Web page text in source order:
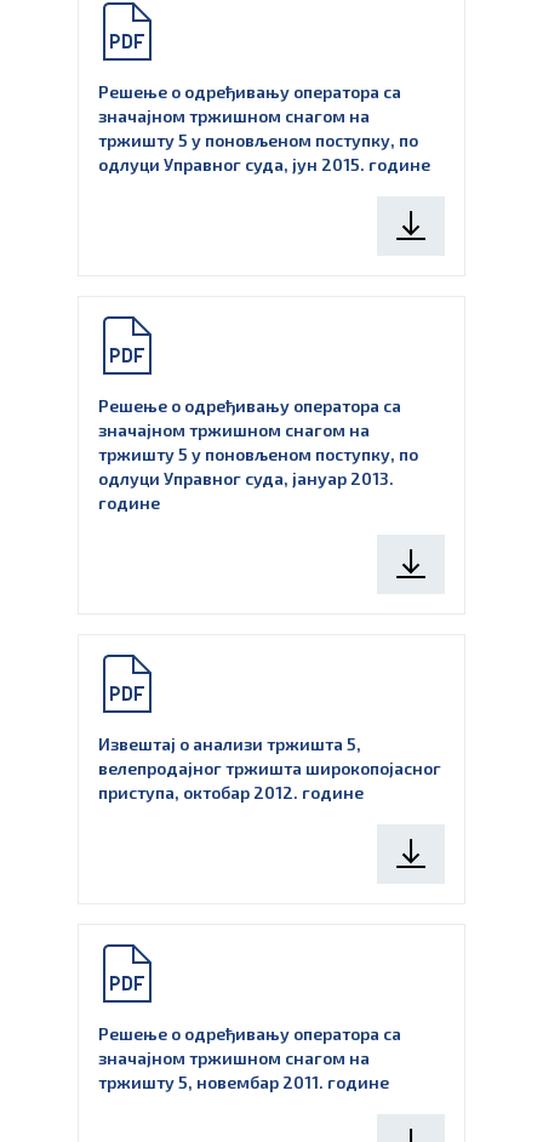
Решење о одређивању оператора са
значајном тржишном снагом на
тржишту 5 у поновљеном поступку, по
одлуци Управног суда, јун 2015. године
Решење о одређивању оператора са
значајном тржишном снагом на
тржишту 5 у поновљеном поступку, по
одлуци Управног суда, јануар 2013.
године
Извештај о анализи тржишта 5,
велепродајног тржишта широкопојасног
приступа, октобар 2012. године
Решење о одређивању оператора са
значајном тржишном снагом на
тржишту 5, новембар 2011. године